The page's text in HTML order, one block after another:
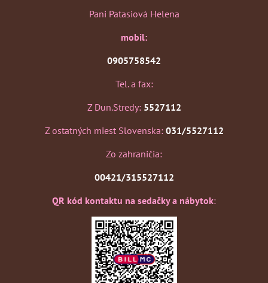
Pani Patasiová Helena
mobil:
0905758542
Tel. a fax:
Z Dun.Stredy: 5527112
Z ostatných miest Slovenska: 031/5527112
Zo zahraničia:
00421/315527112
QR kód kontaktu na sedačky a nábytok: